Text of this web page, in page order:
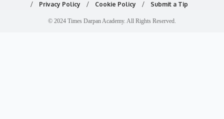
Privacy Policy
Cookie Policy Submit a Tip
© 2024 Times Darpan Academy. All Rights Reserved.